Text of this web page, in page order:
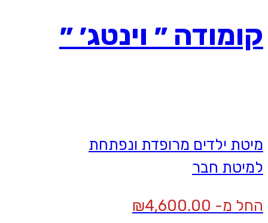
קומודה ״ וינטג׳ ״
מיטת ילדים מרופדת ונפתחת
למיטת חבר
החל מ- ₪4,600.00